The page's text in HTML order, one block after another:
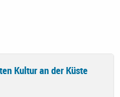
Kultur an der Küste